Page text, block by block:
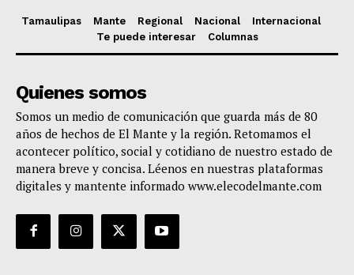
Tamaulipas Mante Regional Nacional
Internacional
Te puede interesar
Columnas
Quienes somos
Somos un medio de comunicación que guarda más de 80
años de hechos de El Mante y la región. Retomamos el
acontecer político, social y cotidiano de nuestro estado de
manera breve y concisa. Léenos en nuestras plataformas
digitales y mantente informado www.elecodelmante.com